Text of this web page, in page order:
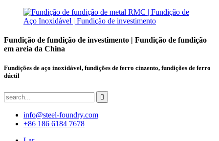
Fundição de fundição de investimento | Fundição de fundição
em areia da China
Fundições de aço inoxidável, fundições de ferro cinzento, fundições de ferro
dúctil
info@steel-foundry.com
+86 186 6184 7678